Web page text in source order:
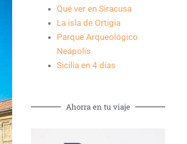
Qué ver en Siracusa
La isla de Ortigia
Parque Arqueológico
Neápolis
Sicilia en 4 días
Ahorra en tu viaje